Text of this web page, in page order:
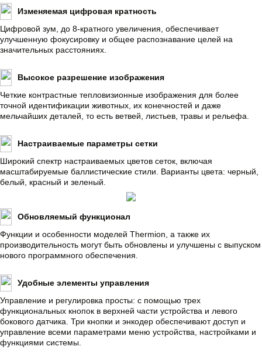
Изменяемая цифровая кратность
Цифровой зум, до 8-кратного увеличения, обеспечивает
улучшенную фокусировку и общее распознавание целей на
значительных расстояниях.
Высокое разрешение изображения
Четкие контрастные тепловизионные изображения для более
точной идентификации животных, их конечностей и даже
мельчайших деталей, то есть ветвей, листьев, травы и рельефа.
Настраиваемые параметры сетки
Широкий спектр настраиваемых цветов сеток, включая
масштабируемые баллистические стили. Варианты цвета: черный,
белый, красный и зеленый.
Обновляемый функционал
Функции и особенности моделей Thermion, а также их
производительность могут быть обновлены и улучшены с выпуском
нового программного обеспечения.
Удобные элементы управления
Управление и регулировка просты: с помощью трех
функциональных кнопок в верхней части устройства и левого
бокового датчика. Три кнопки и энкодер обеспечивают доступ и
управление всеми параметрами меню устройства, настройками и
функциями системы.